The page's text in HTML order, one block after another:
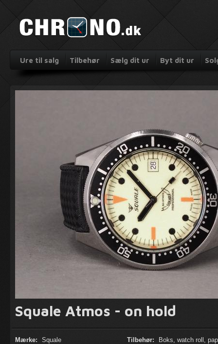
Ure til salg Tilbehør Sælg dit ur Byt dit ur
Squale Atmos - on hold
Mærke:
Squale
Tilbehør:
Boks, watch roll,